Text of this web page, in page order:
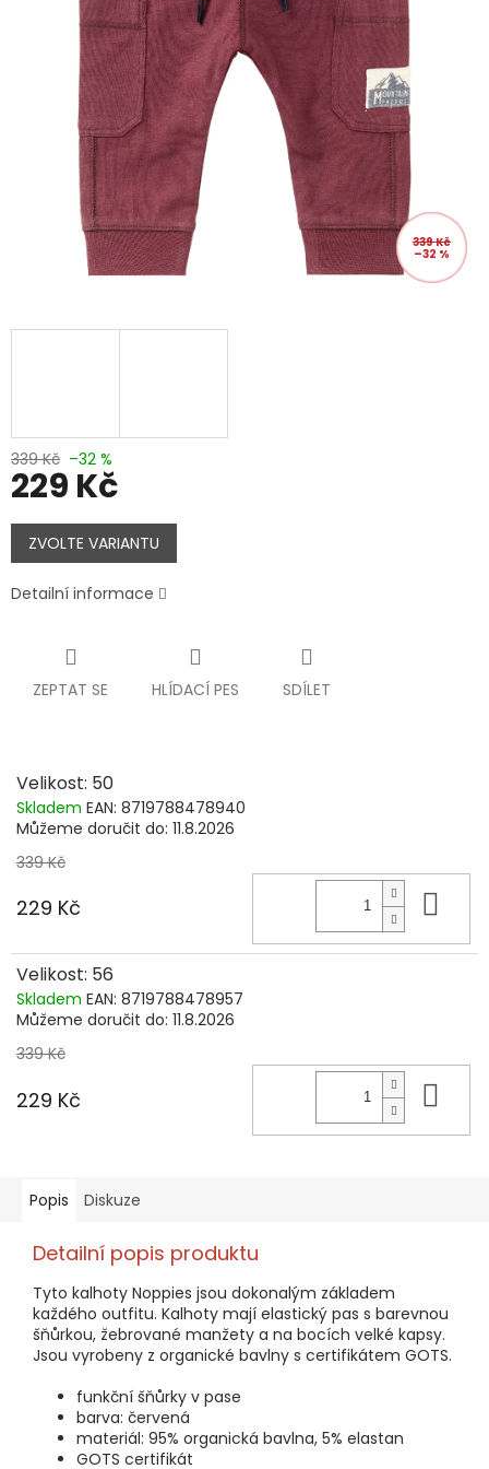
339 Kč
–32 %
339 Kč –32 %
229 Kč
Měrná
cena:
ZVOLTE VARIANTU
Detailní informace
ZEPTAT SE HLÍDACÍ PES SDÍLET
Velikost: 50
Skladem EAN: 8719788478940
Můžeme doručit do: 11.8.2026
339 Kč
229 Kč
Velikost: 56
Skladem EAN: 8719788478957
Můžeme doručit do: 11.8.2026
339 Kč
229 Kč
Popis Diskuze
Detailní popis produktu
Tyto kalhoty Noppies jsou dokonalým základem
každého outfitu. Kalhoty mají elastický pas s barevnou
šňůrkou, žebrované manžety a na bocích velké kapsy.
Jsou vyrobeny z organické bavlny s certifikátem GOTS.
funkční šňůrky v pase
barva: červená
materiál: 95% organická bavlna, 5% elastan
GOTS certifikát